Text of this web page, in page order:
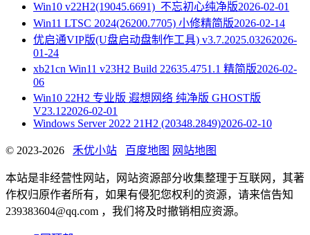
Win10 v22H2(19045.6691)_不忘初心纯净版2026-02-01
Win11 LTSC 2024(26200.7705) 小修精简版2026-02-14
优启通VIP版(U盘启动盘制作工具) v3.7.2025.03262026-
01-24
xb21cn Win11 v23H2 Build 22635.4751.1 精简版2026-02-
06
Win10 22H2 专业版 遐想网络 纯净版 GHOST版
V23.122026-02-01
Windows Server 2022 21H2 (20348.2849)2026-02-10
© 2023-2026 禾优小站 百度地图 网站地图
本站是非经营性网站，网站资源部分收集整理于互联网，其著
作权归原作者所有，如果有侵犯您权利的资源，请来信告知
239383604@qq.com ，我们将及时撤销相应资源。